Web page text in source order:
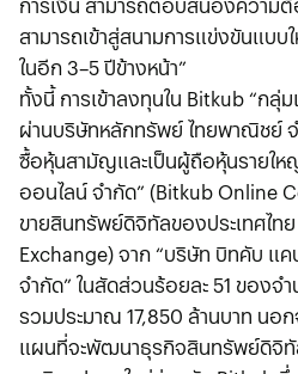
การเงิน สามารถตอบสนองความ
สามารถเข้าสู่สนามการแข่งขันแบบ
ในอีก 3–5 ปีข้างหน้า”
ทั้งนี้ การเข้าลงทุนใน Bitkub “กลุ่
ผ่านบริษัทหลักทรัพย์ ไทยพาณิชย์ จ
ซื้อหุ้นสามัญและเป็นผู้ถือหุ้นรายใ
ออนไลน์ จำกัด” (Bitkub Online
ขายสินทรัพย์ดิจิทัลของประเทศไท
Exchange) จาก “บริษัท บิทคับ แ
จำกัด” ในสัดส่วนร้อยละ 51 ของจ
รวมประมาณ 17,850 ล้านบาท นอ
แผนที่จะพัฒนาธุรกิจสินทรัพย์ดิจิทั